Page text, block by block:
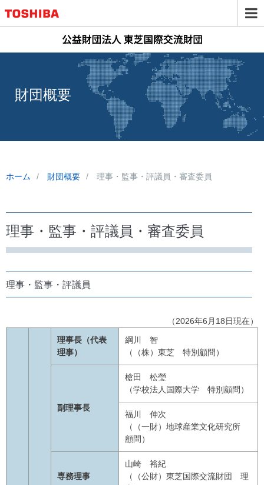
財団概要
ホーム 財団概要 理事・監事・評議員・審査委員
理事・監事・評議員・審査委員
理事・監事・評議員
（2026年6月18日現在）
理事長（代表
理事）
綱川 智
（（株）東芝 特別顧問）
副理事長
槍田 松瑩
（学校法人国際大学 特別顧問）
福川 伸次
（（一財）地球産業文化研究所
顧問）
専務理事
山崎 裕紀
（（公財）東芝国際交流財団 理